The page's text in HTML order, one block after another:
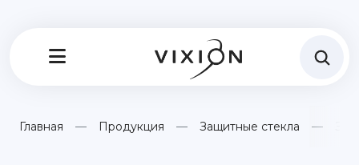
Главная Продукция Защитные стекла